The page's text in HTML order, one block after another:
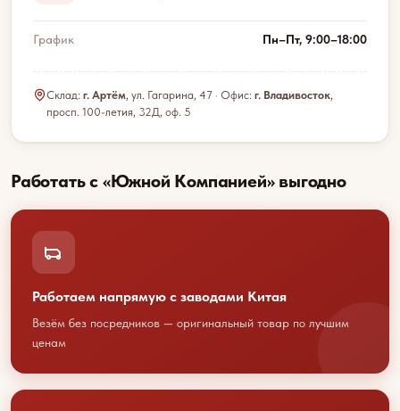
График Пн–Пт, 9:00–18:00
Склад: г. Артём, ул. Гагарина, 47 · Офис: г. Владивосток,
просп. 100-летия, 32Д, оф. 5
Работать с «Южной Компанией» выгодно
Работаем напрямую с заводами Китая
Везём без посредников — оригинальный товар по лучшим
ценам
сотрудничество?